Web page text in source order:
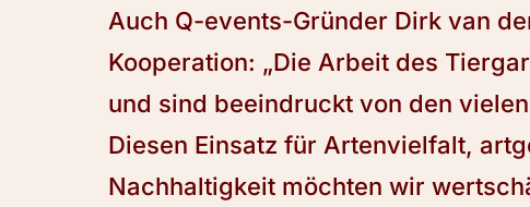
Auch Q-events-Gründer Dirk van
Kooperation: „Die Arbeit des
und sind beeindruckt von den
Diesen Einsatz für Artenvielfalt,
Nachhaltigkeit möchten wir